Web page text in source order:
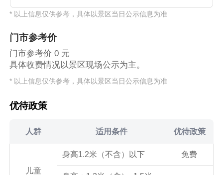
* 以上信息仅供参考，具体以景区当日公示信息为准
门市参考价
门市参考价 0 元
具体收费情况以景区现场公示为主。
* 以上信息仅供参考，具体以景区当日公示信息为准
优待政策
人群 适用条件 优待政策
儿童
身高1.2米（不含）以下 免费